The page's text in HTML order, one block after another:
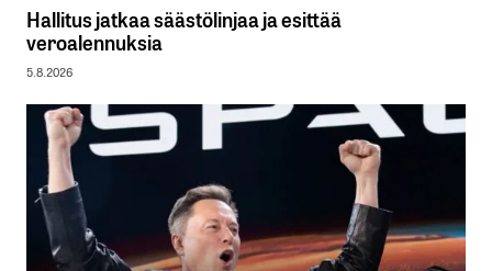
Hallitus jatkaa säästölinjaa ja esittää
veroalennuksia
5.8.2026